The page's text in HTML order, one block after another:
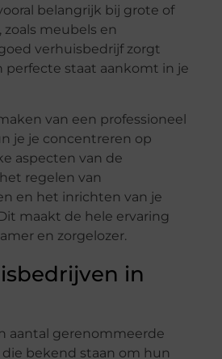
belangrijk bij grote of
meubels en
verhuisbedrijf zorgt
perfecte staat aankomt in je
van een professioneel
je je concentreren op
aspecten van de
regelen van
en het inrichten van je
maakt de hele ervaring
en zorgelozer.
in
aantal gerenommeerde
bekend staan om hun